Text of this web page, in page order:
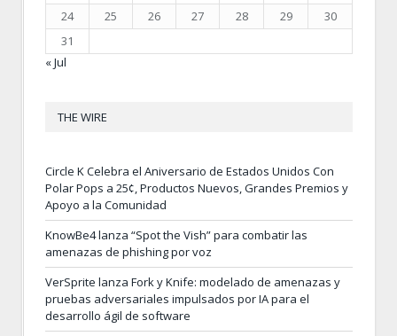
24
25 26 27 28 29
30
31
« Jul
THE WIRE
Circle K Celebra el Aniversario de Estados Unidos Con
Polar Pops a 25¢, Productos Nuevos, Grandes Premios y
Apoyo a la Comunidad
KnowBe4 lanza “Spot the Vish” para combatir las
amenazas de phishing por voz
VerSprite lanza Fork y Knife: modelado de amenazas y
pruebas adversariales impulsados por IA para el
desarrollo ágil de software